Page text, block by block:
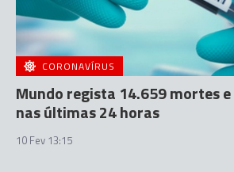
CORONAVÍRUS
Mundo regista 14.659 mortes
nas últimas 24 horas
10 Fev 13:15